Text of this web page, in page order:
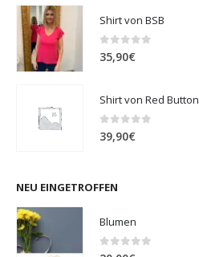
Shirt von BSB
0out of 5
35,90€
Shirt von Red Button
0 out of 5
39,90€
NEU EINGETROFFEN
Blumen
0 out of 5